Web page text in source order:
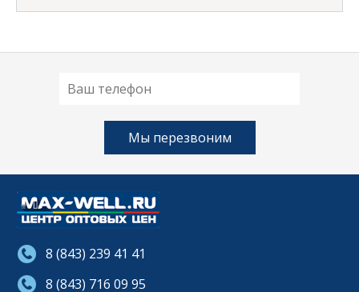
8 (843) 239 41 41
8 (843) 716 09 95